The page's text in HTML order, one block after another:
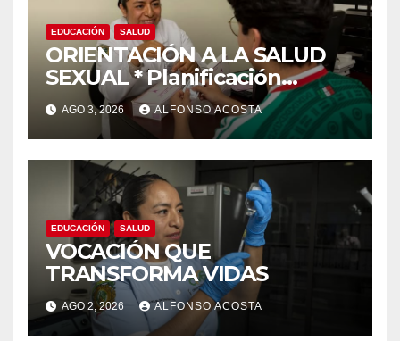
EDUCACIÓN SALUD
ORIENTACIÓN A LA SALUD
SEXUAL * Planificación
familiar, un derecho
AGO 3, 2026 ALFONSO ACOSTA
EDUCACIÓN SALUD
VOCACIÓN QUE
TRANSFORMA VIDAS
AGO 2, 2026 ALFONSO ACOSTA